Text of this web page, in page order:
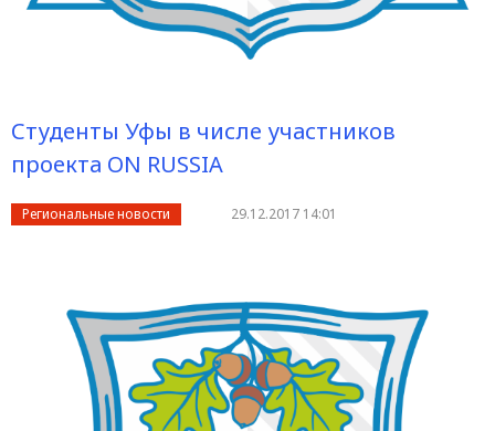
Студенты Уфы в числе участников
проекта ON RUSSIA
Региональные новости 29.12.2017 14:01